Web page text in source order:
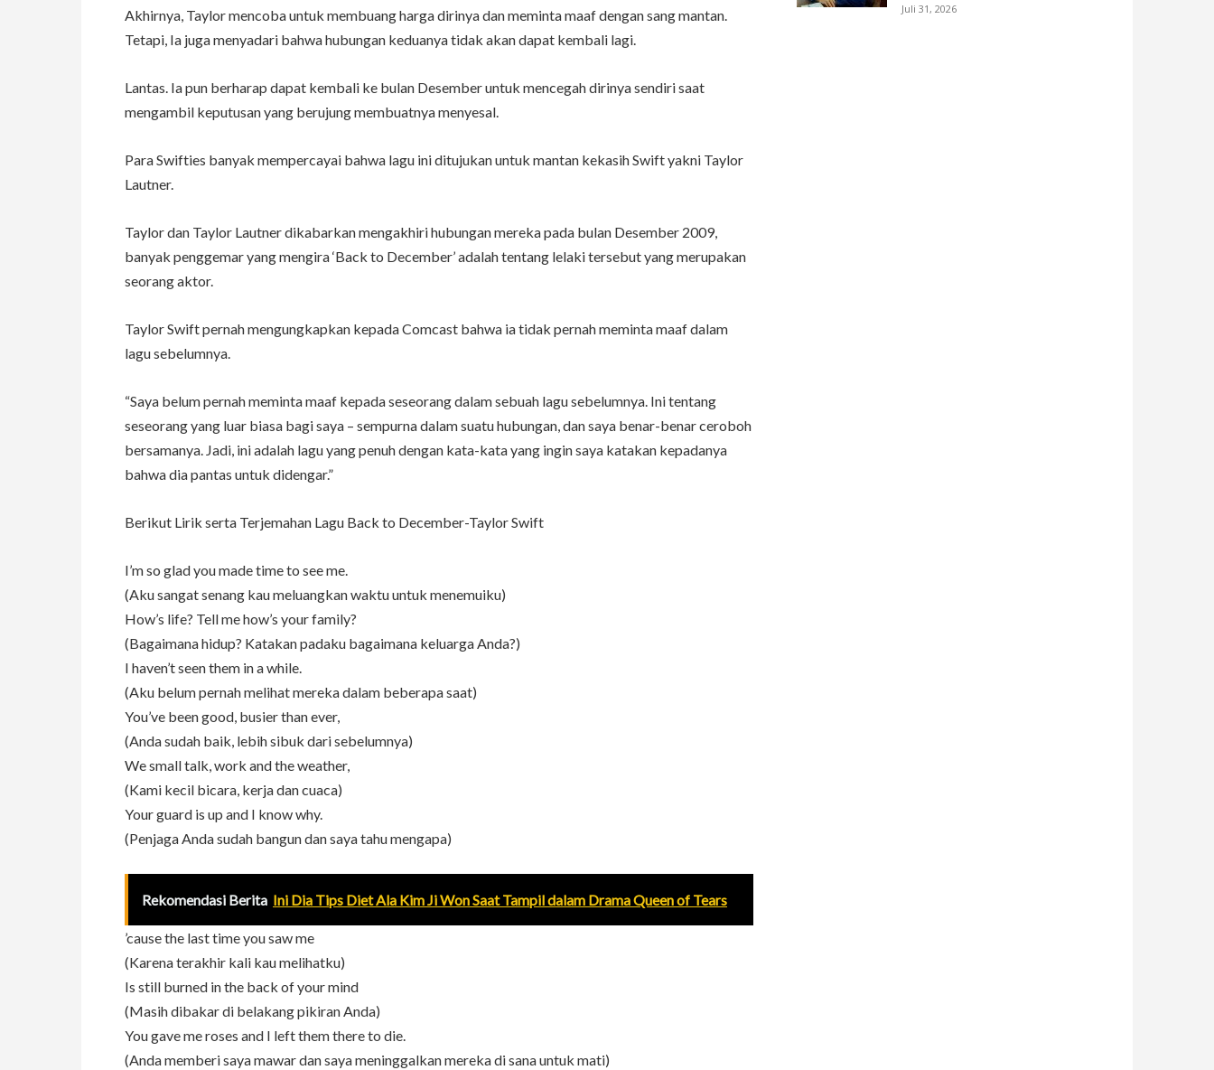
Akhirnya, Taylor mencoba untuk membuang harga dirinya dan meminta maaf dengan sang mantan.
Tetapi, Ia juga menyadari bahwa hubungan keduanya tidak akan dapat kembali lagi.
Lantas. Ia pun berharap dapat kembali ke bulan Desember untuk mencegah dirinya sendiri saat
mengambil keputusan yang berujung membuatnya menyesal.
Para Swifties banyak mempercayai bahwa lagu ini ditujukan untuk mantan kekasih Swift yakni Taylor
Lautner.
Taylor dan Taylor Lautner dikabarkan mengakhiri hubungan mereka pada bulan Desember 2009,
banyak penggemar yang mengira ‘Back to December’ adalah tentang lelaki tersebut yang merupakan
seorang aktor.
Taylor Swift pernah mengungkapkan kepada Comcast bahwa ia tidak pernah meminta maaf dalam
lagu sebelumnya.
“Saya belum pernah meminta maaf kepada seseorang dalam sebuah lagu sebelumnya. Ini tentang
seseorang yang luar biasa bagi saya – sempurna dalam suatu hubungan, dan saya benar-benar ceroboh
bersamanya. Jadi, ini adalah lagu yang penuh dengan kata-kata yang ingin saya katakan kepadanya
bahwa dia pantas untuk didengar.”
Berikut Lirik serta Terjemahan Lagu Back to December-Taylor Swift
I’m so glad you made time to see me.
(Aku sangat senang kau meluangkan waktu untuk menemuiku)
How’s life? Tell me how’s your family?
(Bagaimana hidup? Katakan padaku bagaimana keluarga Anda?)
I haven’t seen them in a while.
(Aku belum pernah melihat mereka dalam beberapa saat)
You’ve been good, busier than ever,
(Anda sudah baik, lebih sibuk dari sebelumnya)
We small talk, work and the weather,
(Kami kecil bicara, kerja dan cuaca)
Your guard is up and I know why.
(Penjaga Anda sudah bangun dan saya tahu mengapa)
Rekomendasi Berita Ini Dia Tips Diet Ala Kim Ji Won Saat Tampil dalam Drama Queen of Tears
’cause the last time you saw me
(Karena terakhir kali kau melihatku)
Is still burned in the back of your mind
(Masih dibakar di belakang pikiran Anda)
You gave me roses and I left them there to die.
(Anda memberi saya mawar dan saya meninggalkan mereka di sana untuk mati)
Juli 31, 2026